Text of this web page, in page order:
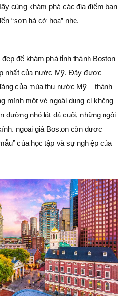
cùng khám phá các địa điểm bạn
“sơn hà cờ hoa” nhé.
để khám phá tỉnh thành Boston
nhất của nước Mỹ. Đây được
của mùa thu nước Mỹ – thành
mình một vẻ ngoài dung dị không
đường nhỏ lát đá cuội, những ngôi
ngoại giả Boston còn được
của học tập và sự nghiệp của